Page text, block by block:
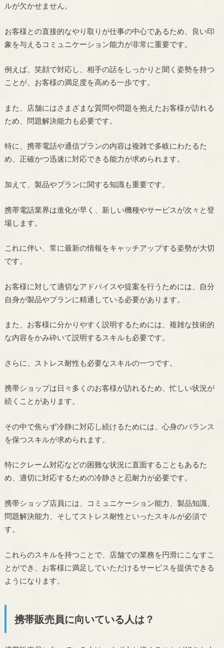
ルが欠かせません。
お客様との直接的なやり取りが仕事の中心であるため、良い印
象を与えるコミュニケーション能力が非常に重要です。
例えば、笑顔で対応し、相手の話をしっかりと聞く姿勢を持つ
ことが、お客様の満足度を高める一歩です。
また、店舗にはさまざまな質問や問題を抱えたお客様が訪れる
ため、問題解決能力も必要です。
特に、携帯電話や通信プランの内容は複雑で多岐にわたるた
め、正確かつ迅速に対応できる能力が求められます。
加えて、製品やプランに関する知識も重要です。
携帯電話業界は進化が早く、新しい機種やサービスが次々と登
場します。
これに伴い、常に最新の情報をキャッチアップする姿勢が大切
です。
お客様に対して適切なアドバイスや提案を行うためには、自分
自身が製品やプランに精通している必要があります。
また、お客様に分かりやすく説明するためには、複雑な技術的
な内容をかみ砕いて説明するスキルも必要です。
さらに、ストレス耐性も必要なスキルの一つです。
携帯ショップは日々多くのお客様が訪れるため、忙しい状況が
続くことがあります。
その中で焦らず冷静に対応し続けるためには、心身のバランス
を保つスキルが求められます。
特にクレーム対応などの困難な状況に直面することもあるた
め、適切に対応するための冷静さと忍耐力が必要です。
携帯ショップ店員には、コミュニケーション能力、製品知識、
問題解決能力、そしてストレス耐性といったスキルが必須で
す。
これらのスキルを持つことで、店舗での業務を円滑にこなすこ
とができ、お客様に満足していただけるサービスを提供できる
ようになります。
携帯販売員に向いている人は？